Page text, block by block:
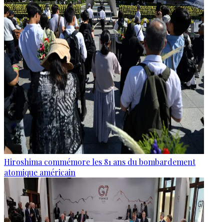
Hiroshima commémore les 81 ans du bombardement
atomique américain